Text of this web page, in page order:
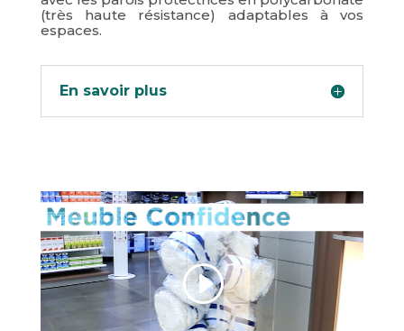
(très haute résistance) adaptables à vos
espaces.
En savoir plus